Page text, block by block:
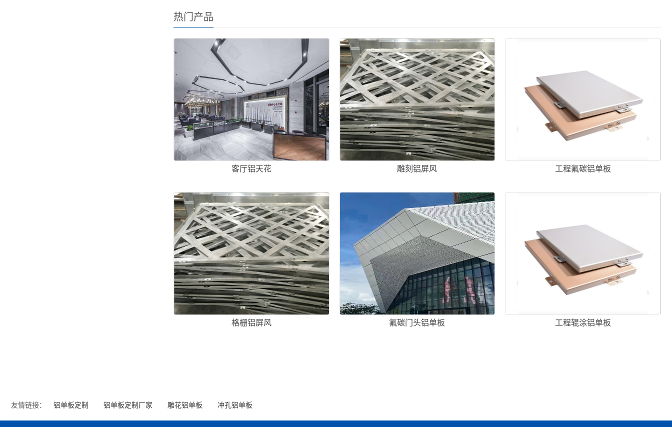
热门产品
客厅铝天花 雕刻铝屏风 工程氟碳铝单板
格栅铝屏风 氟碳门头铝单板 工程辊涂铝单板
友情链接： 铝单板定制 铝单板定制厂家 雕花铝单板 冲孔铝单板